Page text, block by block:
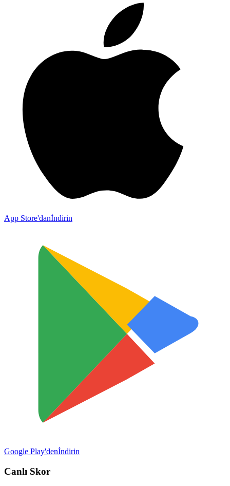
App Store'danİndirin
Google Play'denİndirin
Canlı Skor